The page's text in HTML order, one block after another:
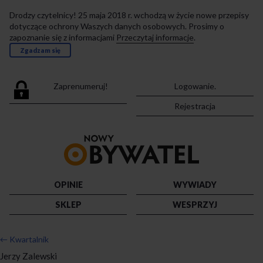
Drodzy czytelnicy! 25 maja 2018 r. wchodzą w życie nowe przepisy
dotyczące ochrony Waszych danych osobowych. Prosimy o
zapoznanie się z informacjami Przeczytaj informacje.
Zgadzam się
Zaprenumeruj!
Logowanie.
Rejestracja
strony
OPINIE
WYWIADY
SKLEP
WESPRZYJ
← Kwartalnik
Jerzy Zalewski